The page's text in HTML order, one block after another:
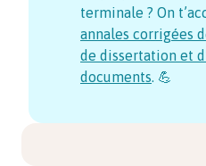
terminale ? On
annales corrigées
de dissertation et
documents. 💪